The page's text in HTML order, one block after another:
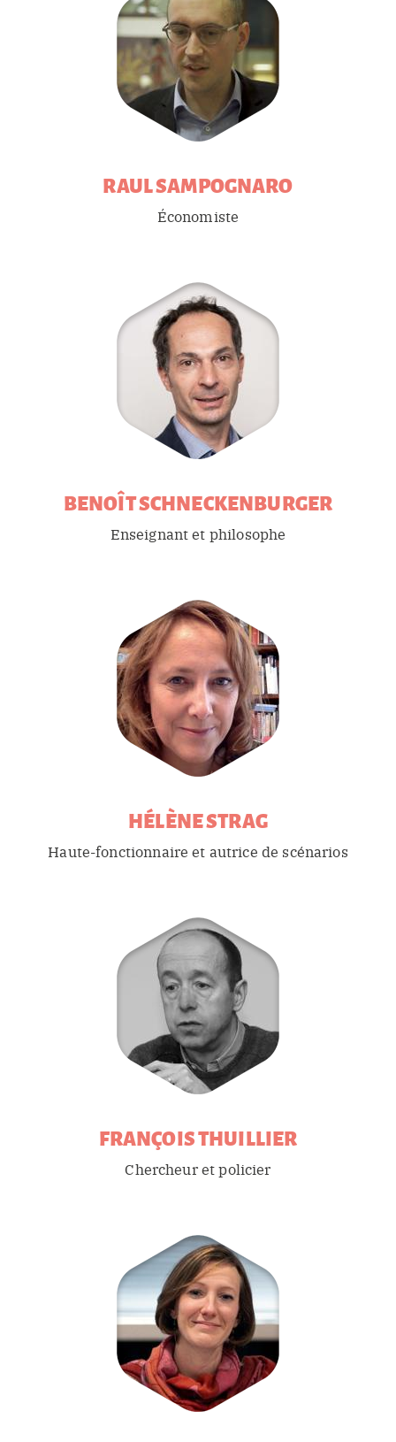
RAULSAMPOGNARO
Économiste
BENOÎTSCHNECKENBURGER
Enseignant et philosophe
HÉLÈNESTRAG
Haute-fonctionnaire et autrice de scénarios
FRANÇOISTHUILLIER
Chercheur et policier